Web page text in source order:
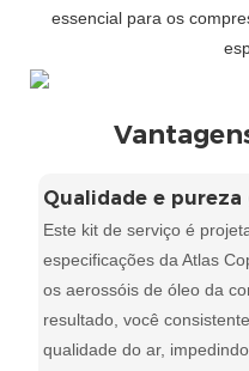
essencial para os
Qualidade e
Este kit de serviço é
especificações da Atlas
os aerossóis de óleo da
resultado, você
qualidade do ar,